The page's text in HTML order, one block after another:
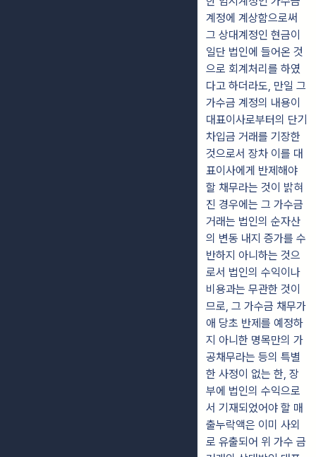
계정에 계상함으로써
그 상대계정인 현금이
일단 법인에 들어온 것
으로 회계처리를 하였
다고 하더라도, 만일 그
가수금 계정의 내용이
대표이사로부터의 단기
차입금 거래를 기장한
것으로서 장차 이를 대
표이사에게 반제해야
할 채무라는 것이 밝혀
진 경우에는 그 가수금
거래는 법인의 순자산
의 변동 내지 증가를 수
반하지 아니하는 것으
로서 법인의 수익이나
비용과는 무관한 것이
므로, 그 가수금 채무가
애 당초 반제를 예정하
지 아니한 명목만의 가
공채무라는 등의 특별
한 사정이 없는 한, 장
부에 법인의 수익으로
서 기재되었어야 할 매
출누락액은 이미 사외
로 유출되어 위 가수 금